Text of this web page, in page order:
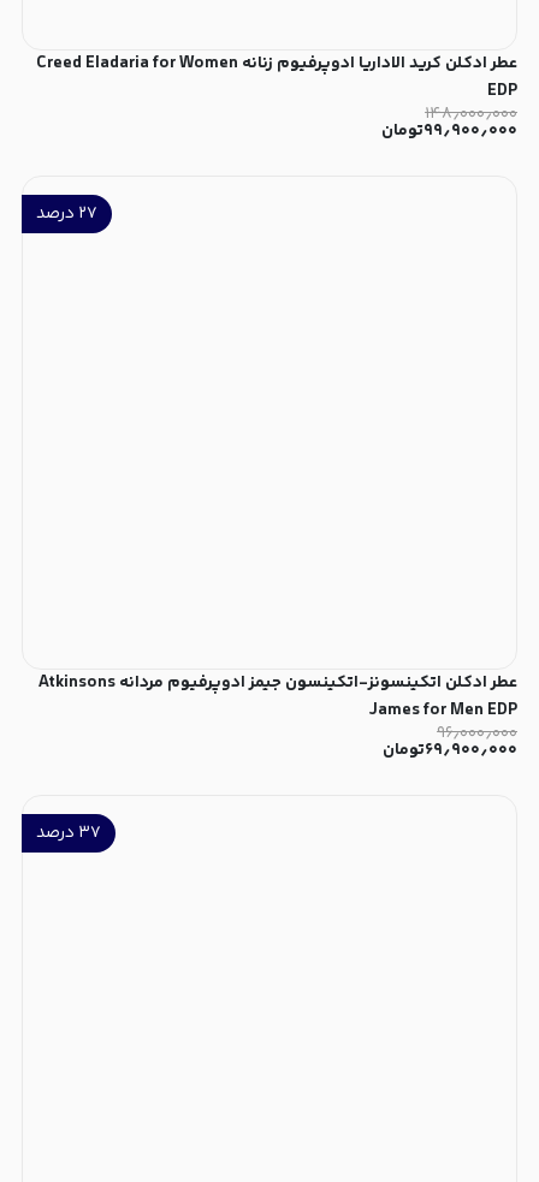
عطر ادکلن کرید الاداریا ادوپرفیوم زنانه Creed Eladaria for Women
EDP
۱۴۸٫۰۰۰٫۰۰۰
۹۹٫۹۰۰٫۰۰۰تومان
۲۷ درصد
عطر ادکلن اتکینسونز-اتکینسون جیمز ادوپرفیوم مردانه Atkinsons
James for Men EDP
۹۶٫۰۰۰٫۰۰۰
۶۹٫۹۰۰٫۰۰۰تومان
۳۷ درصد